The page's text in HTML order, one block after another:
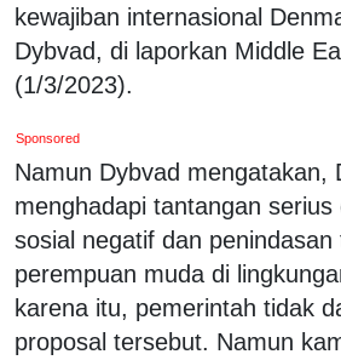
kewajiban internasional
Dybvad, di laporkan Middle
(1/3/2023).
Sponsored
Namun Dybvad mengatakan,
menghadapi tantangan serius
sosial negatif dan penindasan
perempuan muda di
karena itu, pemerintah tidak
proposal tersebut. Namun